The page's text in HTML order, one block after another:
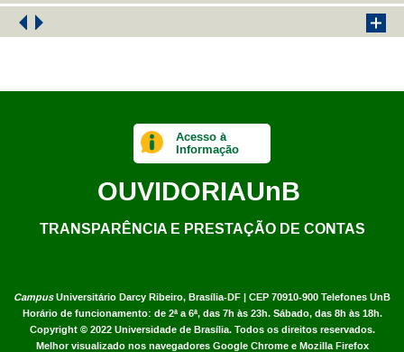
CampusUniversitário Darcy Ribeiro, Brasília-DF | CEP 70910-900 Telefones UnB
Horário de funcionamento: de 2ª a 6ª, das 7h às 23h. Sábado, das 8h às 18h.
Copyright © 2022 Universidade de Brasília. Todos os direitos reservados.
Melhor visualizado nos navegadores Google Chrome e Mozilla Firefox
Acesso à
Informação
OUVIDORIAUnB
TRANSPARÊNCIA E PRESTAÇÃO DE CONTAS